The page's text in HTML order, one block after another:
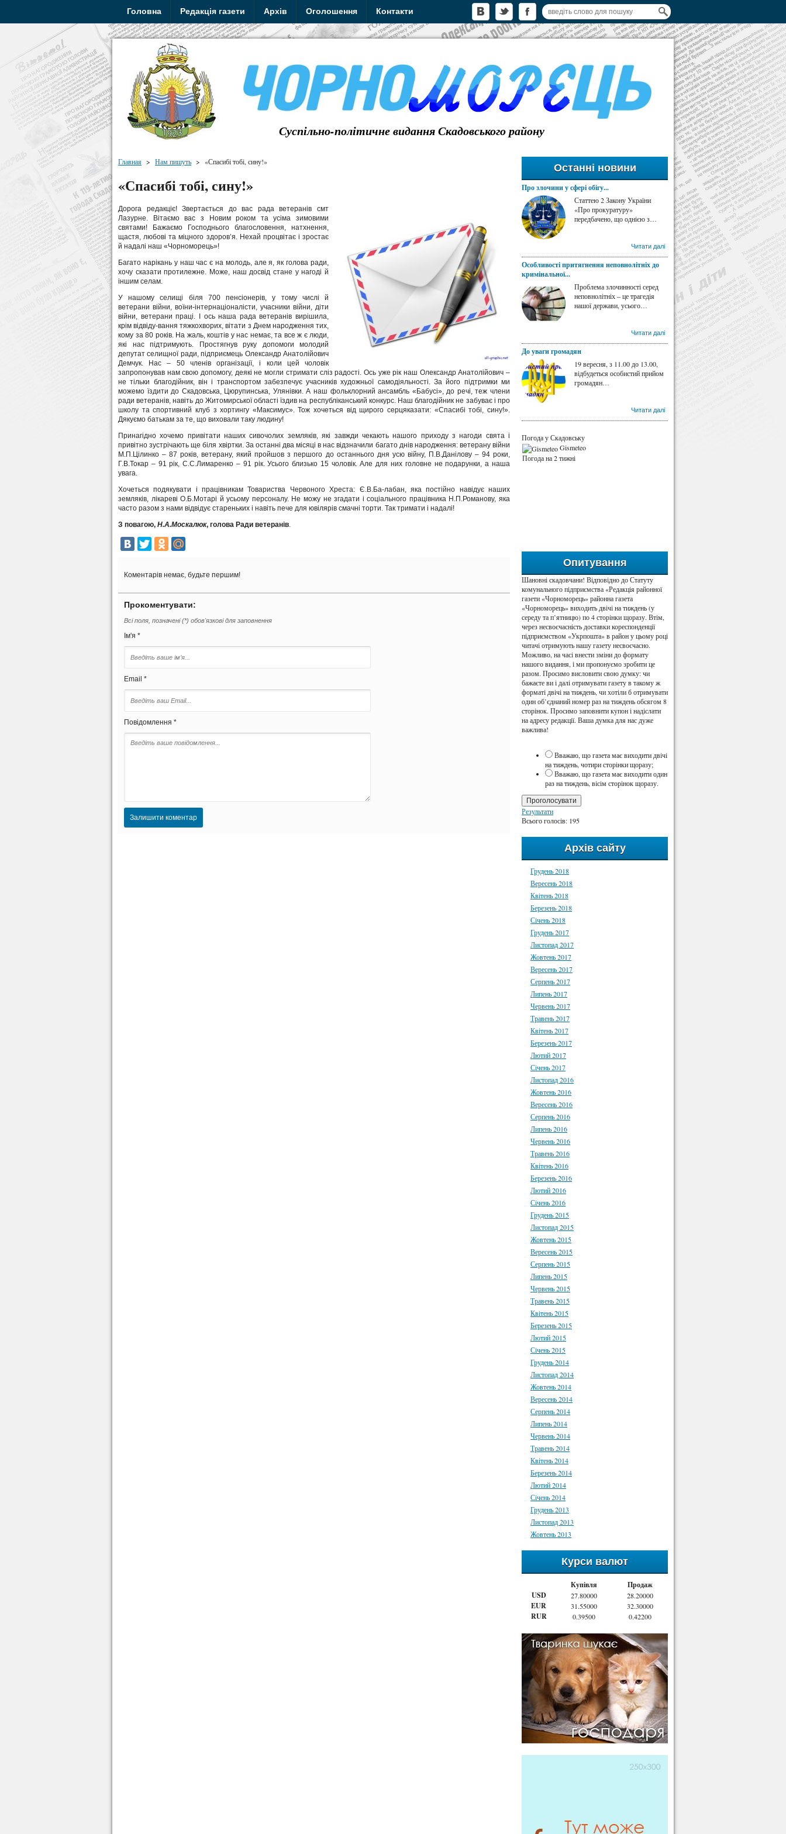
Головна Редакція газети Архів Оголошення Контакти
Суспільно-політичне видання Скадовського району
Главная > Нам пишуть > «Спасибі тобі, сину!»
«Спасибі тобі, сину!»
Дорога редакціє! Звертається до вас рада ветеранів смт
Лазурне. Вітаємо вас з Новим роком та усіма зимовими
святами! Бажаємо Господнього благословення, натхнення,
щастя, любові та міцного здоров’я. Нехай процвітає і зростає
й надалі наш «Чорноморець»!
Багато нарікань у наш час є на молодь, але я, як голова ради,
хочу сказати протилежне. Може, наш досвід стане у нагоді й
іншим селам.
У нашому селищі біля 700 пенсіонерів, у тому числі й
ветерани війни, воїни-інтернаціоналісти, учасники війни, діти
війни, ветерани праці. І ось наша рада ветеранів вирішила,
крім відвіду-вання тяжкохворих, вітати з Днем народження тих,
кому за 80 років. На жаль, коштів у нас немає, та все ж є люди,
які нас підтримують. Простягнув руку допомоги молодий
депутат селищної ради, підприємець Олександр Анатолійович
Демчук. Нас – 50 членів організації, і коли цей чоловік
запропонував нам свою допомогу, деякі не могли стримати сліз радості. Ось уже рік наш Олександр Анатолійович –
не тільки благодійник, він і транспортом забезпечує учасників художньої самодіяльності. За його підтримки ми
можемо їздити до Скадовська, Цюрупинська, Улянівки. А наш фольклорний ансамбль «Бабусі», до речі, теж члени
ради ветеранів, навіть до Житомирської області їздив на республіканський конкурс. Наш благодійник не забуває і про
школу та спортивний клуб з хортингу «Максимус». Тож хочеться від щирого серцяказати: «Спасибі тобі, сину!».
Дякуємо батькам за те, що виховали таку людину!
Принагідно хочемо привітати наших сивочолих земляків, які завжди чекають нашого приходу з нагоди свята і
привітно зустрічають ще біля хвіртки. За останні два місяці в нас відзначили багато днів народження: ветерану війни
М.П.Цілинко – 87 років, ветерану, який пройшов з першого до останнього дня усю війну, П.В.Данілову – 94 роки,
Г.В.Токар – 91 рік, С.С.Лимаренко – 91 рік. Усього близько 15 чоловік. Але для них головне не подарунки, а наша
увага.
Хочеться подякувати і працівникам Товариства Червоного Хреста: Є.В.Ба-лабан, яка постійно навідує наших
земляків, лікареві О.Б.Мотарі й усьому персоналу. Не можу не згадати і соціального працівника Н.П.Романову, яка
часто разом з нами відвідує стареньких і навіть пече для ювілярів смачні торти. Так тримати і надалі!
З повагою, Н.А.Москалюк, голова Ради ветеранів.
Коментарів немає, будьте першим!
Прокоментувати:
Всі поля, позначені (*) обов'язкові для заповнення
Ім'я *
Email *
Повідомлення *
Останні новини
Про злочини у сфері обігу...
Статтею 2 Закону України
«Про прокуратуру»
передбачено, що однією з…
Читати далі
Особливості притягнення неповнолітніх до
кримінальної...
Проблема злочинності серед
неповнолітніх – це трагедія
нашої держави, усього…
Читати далі
До уваги громадян
19 вересня, з 11.00 до 13.00,
відбудеться особистий прийом
громадян…
Читати далі
Погода у Скадовську
Gismeteo
Погода на 2 тижні
Опитування
Шановні скадовчани! Відповідно до Статуту
комунального підприємства «Редакція районної
газети «Чорноморець» районна газета
«Чорноморець» виходить двічі на тиждень (у
середу та п’ятницю) по 4 сторінки щоразу. Втім,
через несвоєчасність доставки кореспонденції
підприємством «Укрпошта» в район у цьому році
читачі отримують нашу газету несвоєчасно.
Можливо, на часі внести зміни до формату
нашого видання, і ми пропонуємо зробити це
разом. Просимо висловити свою думку: чи
бажаєте ви і далі отримувати газету в такому ж
форматі двічі на тиждень, чи хотіли б отримувати
один об’єднаний номер раз на тиждень обсягом 8
сторінок. Просимо заповнити купон і надіслати
на адресу редакції. Ваша думка для нас дуже
важлива!
Вважаю, що газета має виходити двічі
на тиждень, чотири сторінки щоразу;
Вважаю, що газета має виходити один
раз на тиждень, вісім сторінок щоразу.
Проголосувати
Результати
Всього голосів: 195
Архів сайту
Грудень 2018
Вересень 2018
Квітень 2018
Березень 2018
Січень 2018
Грудень 2017
Листопад 2017
Жовтень 2017
Вересень 2017
Серпень 2017
Липень 2017
Червень 2017
Травень 2017
Квітень 2017
Березень 2017
Лютий 2017
Січень 2017
Листопад 2016
Жовтень 2016
Вересень 2016
Серпень 2016
Липень 2016
Червень 2016
Травень 2016
Квітень 2016
Березень 2016
Лютий 2016
Січень 2016
Грудень 2015
Листопад 2015
Жовтень 2015
Вересень 2015
Серпень 2015
Липень 2015
Червень 2015
Травень 2015
Квітень 2015
Березень 2015
Лютий 2015
Січень 2015
Грудень 2014
Листопад 2014
Жовтень 2014
Вересень 2014
Серпень 2014
Липень 2014
Червень 2014
Травень 2014
Квітень 2014
Березень 2014
Лютий 2014
Січень 2014
Грудень 2013
Листопад 2013
Жовтень 2013
Курси валют
Купівля
Продаж
USD
27.80000 28.20000
EUR 31.55000 32.30000
RUR 0.39500 0.42200